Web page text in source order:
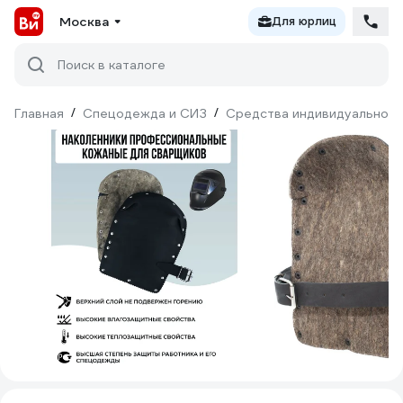
Москва Для юрлиц
Поиск в каталоге
Главная / Спецодежда и СИЗ / Средства индивидуальной